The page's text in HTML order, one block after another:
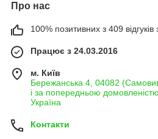
Про нас
100% позитивних з 409 відгуків
Працює з 24.03.2016
м. Київ
Бережанська 4, 04082
і за попередньою
Україна
Контакти